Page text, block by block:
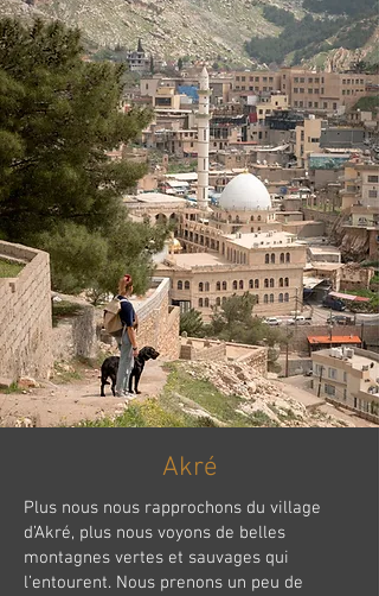
Akré
Plus nous nous rapprochons du village
d’Akré, plus nous voyons de belles
montagnes vertes et sauvages qui
l’entourent. Nous prenons un peu de